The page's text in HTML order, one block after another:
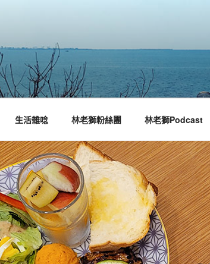
生活雜唸 林老獅粉絲團 林老獅Podcast